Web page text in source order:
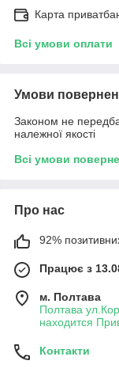
Карта
Всі умови оплати
Умови
Законом не
належної якості
Всі умови
Про нас
92%
Працює з
м. Полтава
Полтава
находится
Контакти